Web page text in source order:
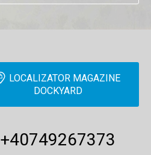
LOCALIZATOR MAGAZINE
DOCKYARD
+40749267373